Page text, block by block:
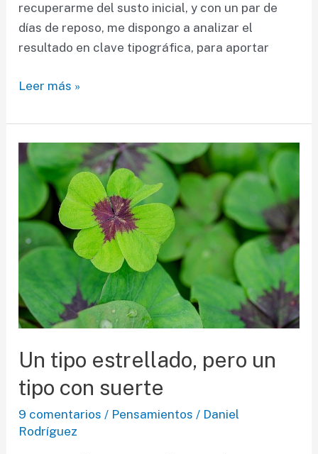
recuperarme del susto inicial, y con un par de
días de reposo, me dispongo a analizar el
resultado en clave tipográfica, para aportar
Mi
(no
solicitada)
sobre
logo
de
Telefónica
Leer más »
Un tipo estrellado, pero un
tipo con suerte
9 comentarios / Pensamientos / Daniel
Rodríguez